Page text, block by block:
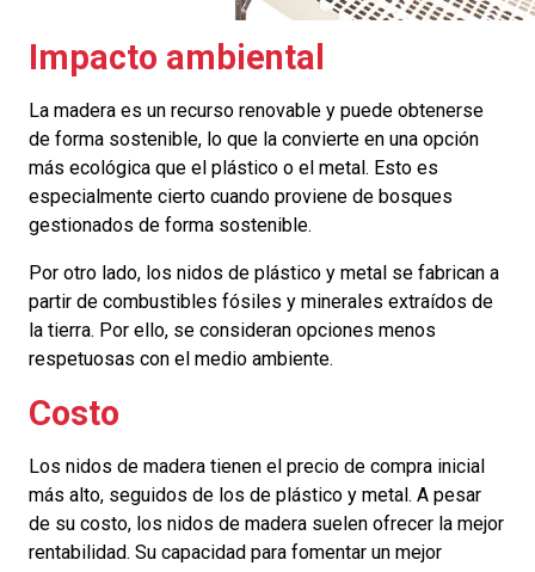
Impacto ambiental
La madera es un recurso renovable y puede obtenerse
de forma sostenible, lo que la convierte en una opción
más ecológica que el plástico o el metal. Esto es
especialmente cierto cuando proviene de bosques
gestionados de forma sostenible.
Por otro lado, los nidos de plástico y metal se fabrican a
partir de combustibles fósiles y minerales extraídos de
la tierra. Por ello, se consideran opciones menos
respetuosas con el medio ambiente.
Costo
Los nidos de madera tienen el precio de compra inicial
más alto, seguidos de los de plástico y metal. A pesar
de su costo, los nidos de madera suelen ofrecer la mejor
rentabilidad. Su capacidad para fomentar un mejor